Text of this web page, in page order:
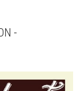
-